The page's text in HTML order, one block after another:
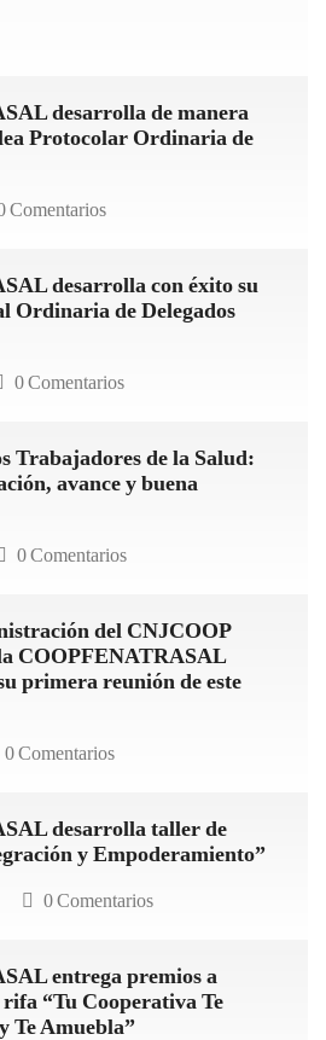
desarrolla de manera
Protocolar Ordinaria de
Comentarios
desarrolla con éxito su
Ordinaria de Delegados
0 Comentarios
Trabajadores de la Salud:
avance y buena
0 Comentarios
del CNJCOOP
la COOPFENATRASAL
primera reunión de este
0 Comentarios
desarrolla taller de
y Empoderamiento”
0 Comentarios
entrega premios a
rifa “Tu Cooperativa Te
Te Amuebla”